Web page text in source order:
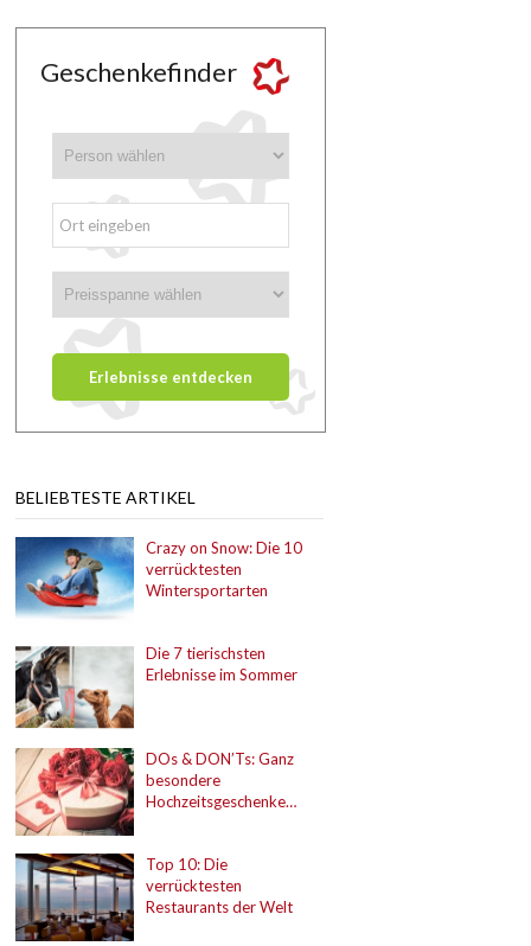
Geschenkefinder
BELIEBTESTE ARTIKEL
Crazy on Snow: Die 10
verrücktesten
Wintersportarten
Die 7 tierischsten
Erlebnisse im Sommer
DOs & DON’Ts: Ganz
besondere
Hochzeitsgeschenke…
Top 10: Die
verrücktesten
Restaurants der Welt